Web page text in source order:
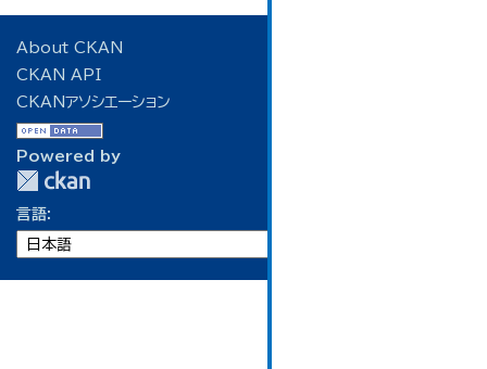
About CKAN
CKAN API
CKANアソシエーション
Powered by
言語